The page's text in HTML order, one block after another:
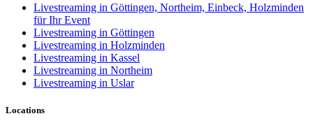
Livestreaming in Göttingen, Northeim, Einbeck, Holzminden
für Ihr Event
Livestreaming in Göttingen
Livestreaming in Holzminden
Livestreaming in Kassel
Livestreaming in Northeim
Livestreaming in Uslar
Locations